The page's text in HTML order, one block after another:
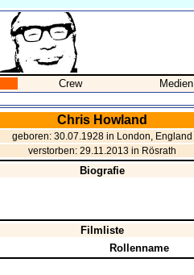
Crew Medien
Chris Howland
geboren: 30.07.1928 in London, England
verstorben: 29.11.2013 in Rösrath
Biografie
Filmliste
Rollenname